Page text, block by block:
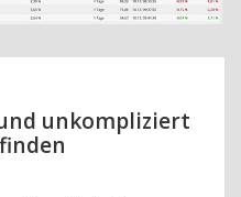
unkompliziert